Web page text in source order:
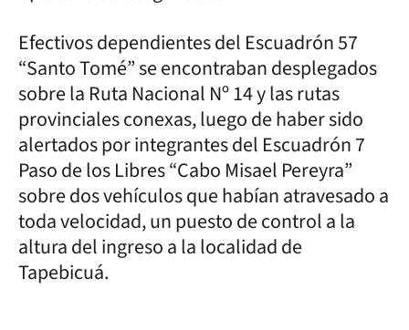
Efectivos dependientes del Escuadrón 57
“Santo Tomé” se encontraban desplegados
sobre la Ruta Nacional Nº 14 y las rutas
provinciales conexas, luego de haber sido
alertados por integrantes del Escuadrón 7
Paso de los Libres “Cabo Misael Pereyra”
sobre dos vehículos que habían atravesado a
toda velocidad, un puesto de control a la
altura del ingreso a la localidad de
Tapebicuá.